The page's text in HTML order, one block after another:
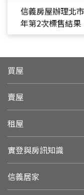
信義房屋辦理北
年第2次標售結果
買屋
賣屋
租屋
實登與房訊知識
信義居家